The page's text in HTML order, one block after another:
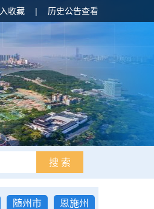
收藏 | 历史公告查看
搜 索
随州市
恩施州